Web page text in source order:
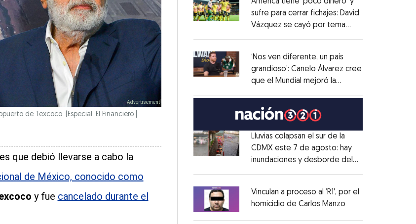
de Texcoco. (Especial: El Financiero |
que debió llevarse a cabo la
de México, conocido como
y fue cancelado durante el
Opens in new window
sufre para cerrar fichajes: David
Vázquez se cayó por tema
Opens in new window
‘Nos ven diferente, un país
grandioso’: Canelo Álvarez cree
que el Mundial mejoró la
Opens in new window
Lluvias colapsan el sur de la
CDMX este 7 de agosto: hay
inundaciones y desborde del
Opens in new window
Vinculan a proceso al ’R1′, por el
homicidio de Carlos Manzo